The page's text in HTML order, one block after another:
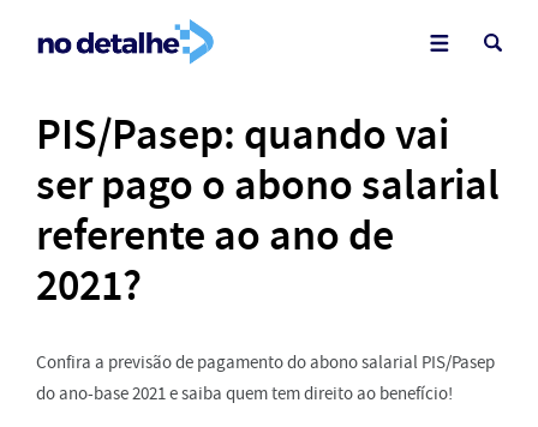
PIS/Pasep: quando vai
ser pago o abono salarial
referente ao ano de
2021?
Confira a previsão de pagamento do abono salarial PIS/Pasep
do ano-base 2021 e saiba quem tem direito ao benefício!